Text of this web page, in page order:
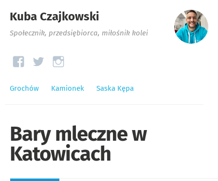
Kuba Czajkowski
Społecznik, przedsiębiorca, miłośnik kolei
Grochów Kamionek Saska Kępa
Bary mleczne w
Katowicach